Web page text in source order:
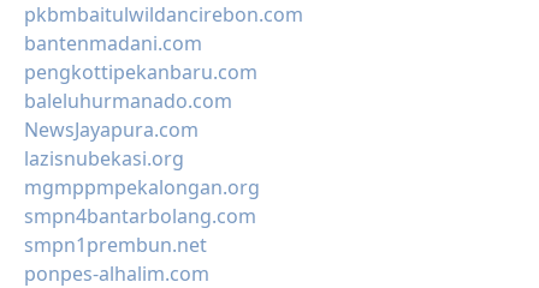
pkbmbaitulwildancirebon.com
bantenmadani.com
pengkottipekanbaru.com
baleluhurmanado.com
NewsJayapura.com
lazisnubekasi.org
mgmppmpekalongan.org
smpn4bantarbolang.com
smpn1prembun.net
ponpes-alhalim.com